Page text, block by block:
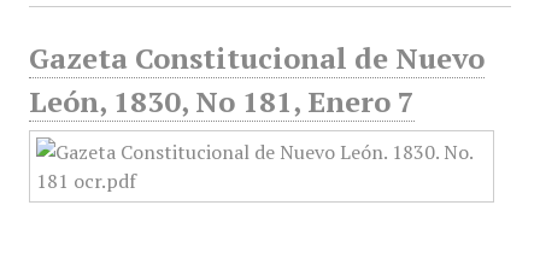
Gazeta Constitucional de Nuevo
León, 1830, No 181, Enero 7